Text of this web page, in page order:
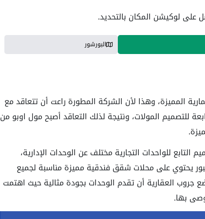
لوكيشن المكان بالتحديد.
البورشور
المميزة، وهذا لأن الشركة المطورة راعت أن تتعاقد مع
للتصميم المولات، ونتيجة لذلك التعاقد أصبح مول اوبو من
التابع للواحدات التجارية مختلف عن الوحدات الإدارية،
يحتوي على محلات شقق فندقية مميزة مناسبة لجميع
جروب العقارية أن تقدم الوحدات بجودة مثالية حيث اهتمت
بها.